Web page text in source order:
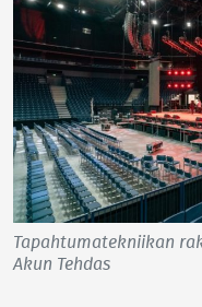
Tapahtumatekniikan
Akun Tehdas